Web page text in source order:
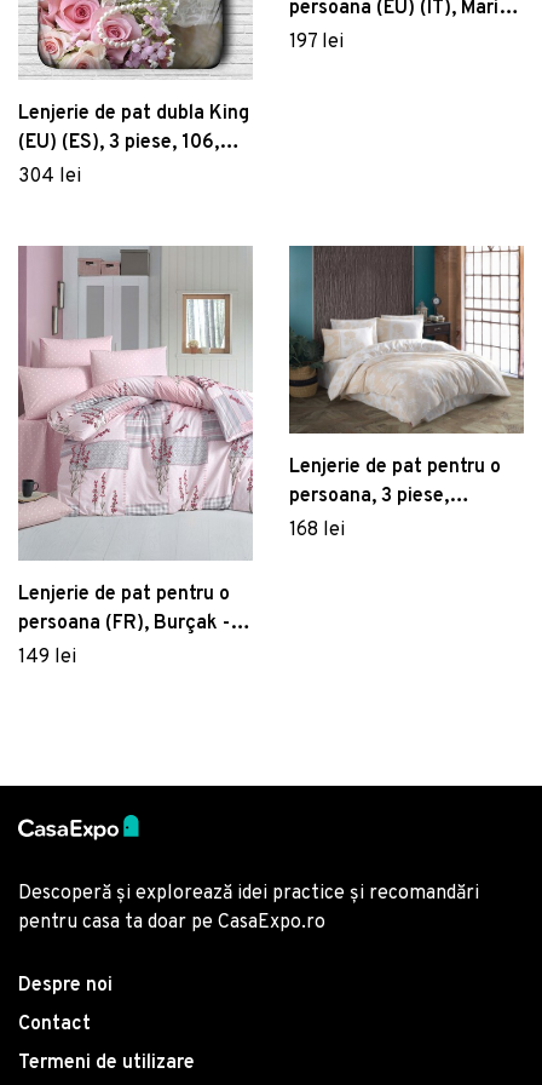
Lenjerie de pat dubla King
(EU) (ES), 3 piese, 106,
Pearl Home, Poliester
304 lei
persoana (EU) (IT), Marine
- Red, Pearl Home,
197 lei
Lenjerie de pat pentru o
persoana (FR), Burçak -
Powder, Victoria, Bumbac
149 lei
Lenjerie de pat pentru o
persoana, 3 piese,
160x220 cm, 100%
168 lei
Descoperă și explorează idei practice și recomandări
pentru casa ta doar pe CasaExpo.ro
Despre noi
Contact
Termeni de utilizare